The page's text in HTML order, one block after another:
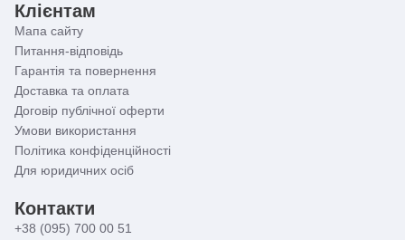
Клієнтам
Мапа сайту
Питання-відповідь
Гарантія та повернення
Доставка та оплата
Договір публічної оферти
Умови використання
Політика конфіденційності
Для юридичних осіб
Контакти
+38 (095) 700 00 51